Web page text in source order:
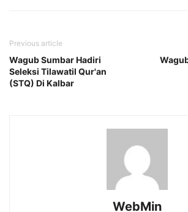
Previous article
Wagub Sumbar Hadiri
Seleksi Tilawatil Qur'an
(STQ) Di Kalbar
WebMin